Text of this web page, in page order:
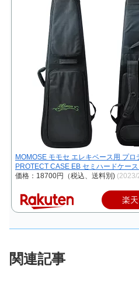
MOMOSE モモセ エレキベース用 プロ
PROTECT CASE EB セミハードケー
価格：18700円（税込、送料別) (2023/
楽
関連記事